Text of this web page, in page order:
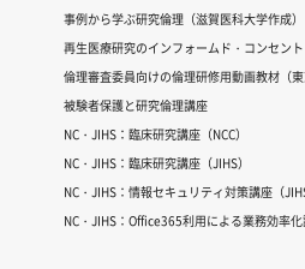
事例から学ぶ研究倫理（滋賀医科大学作成）
再生医療研究のインフォームド・コンセント
倫理審査委員向けの倫理研修用動画教材（東
被験者保護と研究倫理講座
NC・JIHS：臨床研究講座（NCC）
NC・JIHS：臨床研究講座（JIHS）
NC・JIHS：情報セキュリティ対策講座（JIHS
NC・JIHS：Office365利用による業務効率化